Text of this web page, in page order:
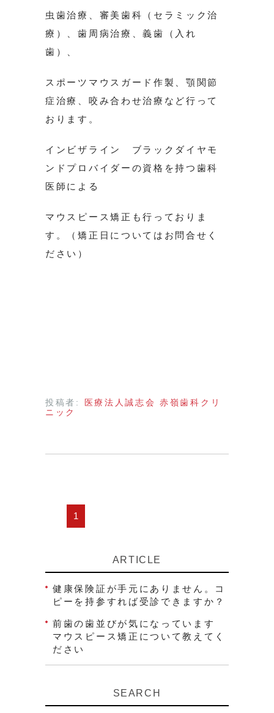
虫歯治療、審美歯科（セラミック治
療）、歯周病治療、義歯（入れ
歯）、
スポーツマウスガード作製、顎関節
症治療、咬み合わせ治療など行って
おります。
インビザライン ブラックダイヤモ
ンドプロバイダーの資格を持つ歯科
医師による
マウスピース矯正も行っておりま
す。（矯正日についてはお問合せく
ださい）
投稿者:
医療法人誠志会 赤嶺歯科クリ
ニック
1
ARTICLE
健康保険証が手元にありません。コ
ピーを持参すれば受診できますか？
前歯の歯並びが気になっています
マウスピース矯正について教えてく
ださい
SEARCH